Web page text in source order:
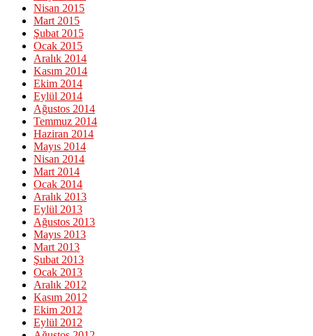
Nisan 2015
Mart 2015
Şubat 2015
Ocak 2015
Aralık 2014
Kasım 2014
Ekim 2014
Eylül 2014
Ağustos 2014
Temmuz 2014
Haziran 2014
Mayıs 2014
Nisan 2014
Mart 2014
Ocak 2014
Aralık 2013
Eylül 2013
Ağustos 2013
Mayıs 2013
Mart 2013
Şubat 2013
Ocak 2013
Aralık 2012
Kasım 2012
Ekim 2012
Eylül 2012